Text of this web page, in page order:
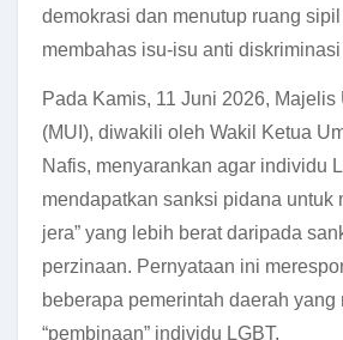
demokrasi dan menutup ruang
membahas isu-isu anti
Pada Kamis, 11 Juni 2026, Majelis
(MUI), diwakili oleh Wakil Ketua
Nafis, menyarankan agar individu
mendapatkan sanksi pidana untuk
jera” yang lebih berat daripada
perzinaan. Pernyataan ini
beberapa pemerintah daerah yang
“pembinaan” individu LGBT.